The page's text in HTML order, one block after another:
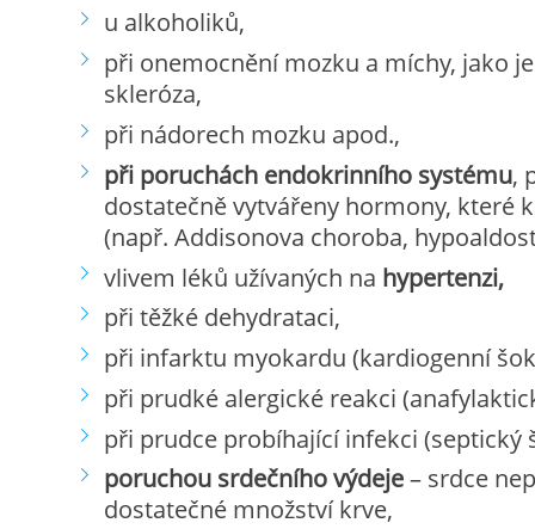
u alkoholiků,
při onemocnění mozku a míchy, jako
skleróza,
při nádorech mozku apod.,
při poruchách endokrinního systému,
dostatečně vytvářeny hormony, které
(např. Addisonova choroba,
vlivem léků užívaných na hypertenzi,
při těžké dehydrataci,
při infarktu myokardu (kardiogenní
při prudké alergické reakci
při prudce probíhající infekci (septický
poruchou srdečního výdeje– srdce
dostatečné množství krve,